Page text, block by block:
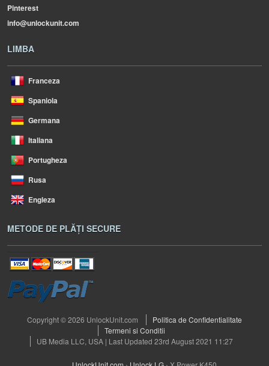
Pinterest
info@unlockunit.com
LIMBA
Franceza
Spaniola
Germana
Italiana
Portugheza
Rusa
Engleza
METODE DE PLĂȚI SECURE
Copyright © 2026 UnlockUnit.com
Politica de Confidentialitate
Termeni si Conditii
UB Media LLC, USA | Last Updated 23rd August 2021 11:27